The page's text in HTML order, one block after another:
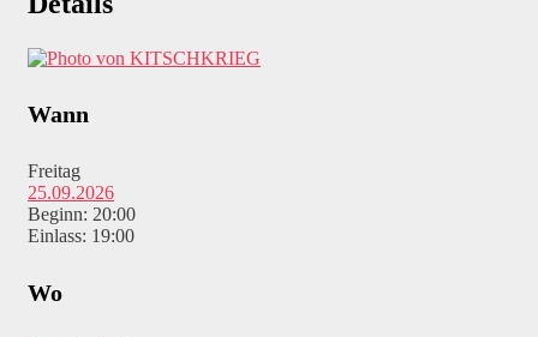
Wann
Freitag
25.09.2026
Beginn: 20:00
Einlass: 19:00
Wo